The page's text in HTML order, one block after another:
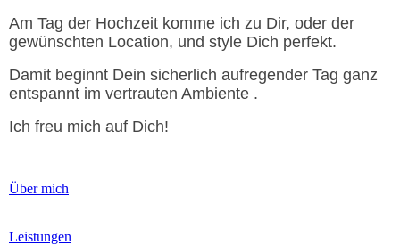
Am Tag der Hochzeit komme ich zu Dir, oder der
gewünschten Location, und style Dich perfekt.
Damit beginnt Dein sicherlich aufregender Tag ganz
entspannt im vertrauten Ambiente .
Ich freu mich auf Dich!
Über mich
Leistungen